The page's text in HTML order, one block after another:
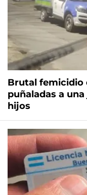
Brutal femicidio
puñaladas a
hijos